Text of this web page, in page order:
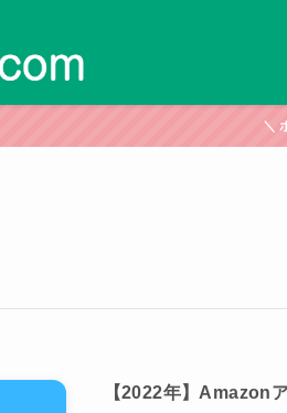
＼
【2022年】Amazon